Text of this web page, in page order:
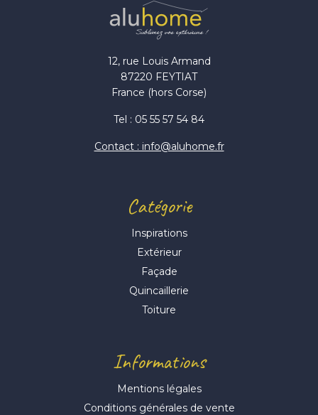
12, rue Louis Armand
87220 FEYTIAT
France (hors Corse)
Tel : 05 55 57 54 84
Contact : info@aluhome.fr
Catégorie
Inspirations
Extérieur
Façade
Quincaillerie
Toiture
Informations
Mentions légales
Conditions générales de vente